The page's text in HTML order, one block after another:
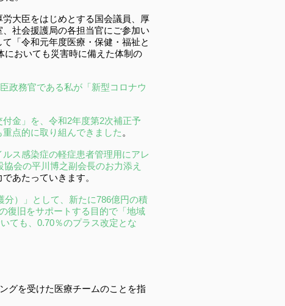
大臣をはじめとする国会議員、厚
社会援護局の各担当官にご参加い
「令和元年度医療・保健・福祉と
においても災害時に備えた体制の
政務官である私が「新型コロナウ
金」を、令和2年度第2次補正予
点的に取り組んできました 。
ス感染症の軽症患者管理用にアレ
会の平川博之副会長のお力添え
あたっていきます。
）」として、新たに786億円の積
復旧をサポートする目的で「地域
ても、0.70％のプラス改定とな
グを受けた医療チームのことを指